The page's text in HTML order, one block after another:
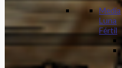
Media
Luna
Fértil